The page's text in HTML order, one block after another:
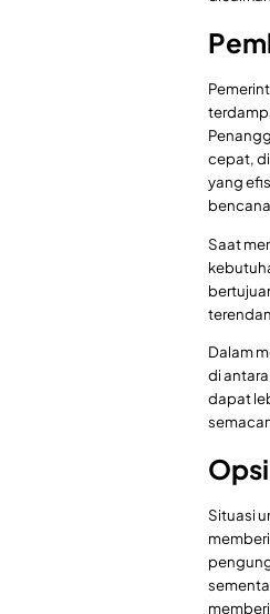
cepat,
yang
Saat
Dalam
di
dapat
Situasi